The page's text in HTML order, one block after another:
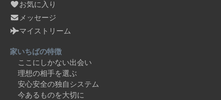
お気に入り
メッセージ
マイストリーム
家いちばの特徴
ここにしかない出会い
理想の相手を選ぶ
安心安全の独自システム
今あるものを大切に